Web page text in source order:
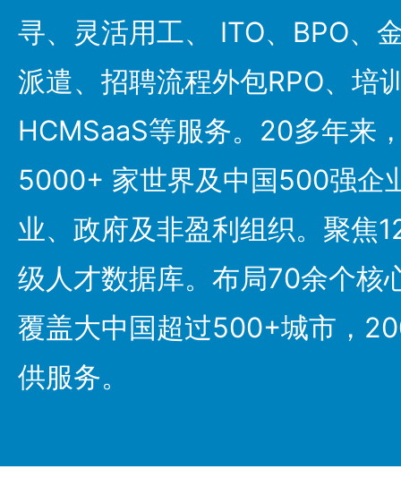
寻、灵活用工、 ITO、BPO、
派遣、招聘流程外包RPO、培
HCMSaaS等服务。20多年来
5000+ 家世界及中国500强企
业、政府及非盈利组织。聚焦
级人才数据库。布局70余个核
覆盖大中国超过500+城市，
供服务。